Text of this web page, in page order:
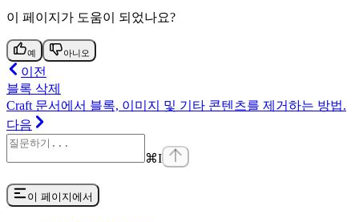
이 페이지가 도움이 되었나요?
예 아니오
이전
블록 삭제
Craft 문서에서 블록, 이미지 및 기타 콘텐츠를 제거하는 방법.
다음
⌘I
이 페이지에서